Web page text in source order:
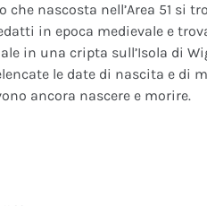
che nascosta nell’Area 51 si
in epoca medievale e
in una cripta sull’Isola di
le date di nascita e di
ancora nascere e morire.